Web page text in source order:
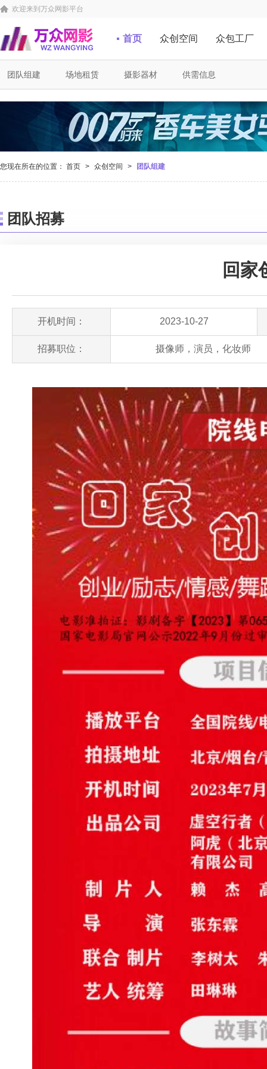
欢迎来到万众网影平台
首页 众创空间 众包工厂
团队组建 场地租赁 摄影器材 供需信息
您现在所在的位置： 首页 > 众创空间 > 团队组建
团队招募
回家
开机时间： 2023-10-27
招募职位： 摄像师，演员，化妆师